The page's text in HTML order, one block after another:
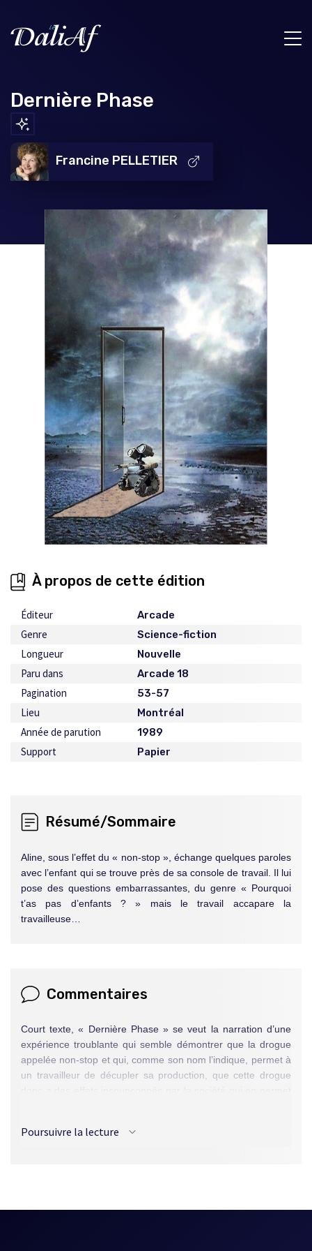
Dernière Phase
Francine PELLETIER
À propos de cette édition
Éditeur Arcade
Genre Science-fiction
Longueur Nouvelle
Paru dans Arcade 18
Pagination 53-57
Lieu Montréal
Année de parution 1989
Support Papier
Résumé/Sommaire
Aline, sous l’effet du « non-stop », échange quelques paroles
avec l’enfant qui se trouve près de sa console de travail. Il lui
pose des questions embarrassantes, du genre « Pourquoi
t’as pas d’enfants ? » mais le travail accapare la
travailleuse…
Commentaires
Court texte, « Dernière Phase » se veut la narration d’une
expérience troublante qui semble démontrer que la drogue
appelée non-stop et qui, comme son nom l’indique, permet à
un travailleur de décupler sa produc­tion, que cette drogue
point sur la perception du non-stop parmi la classe dirigeante
questions cruciales : la possibilité d’enfanter ou non pour la
Poursuivre la lecture